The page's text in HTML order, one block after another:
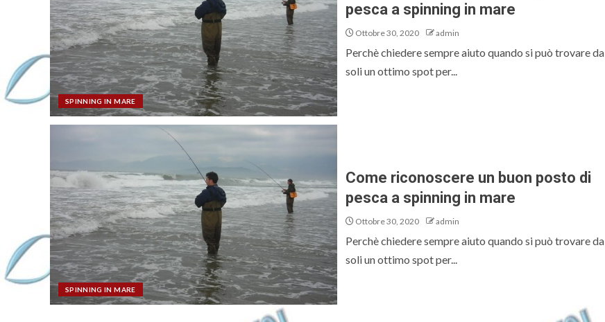
SPINNING IN MARE
pesca a spinning in mare
Ottobre 30, 2020 admin
Perchè chiedere sempre aiuto quando si può trovare da
soli un ottimo spot per...
SPINNING IN MARE
Come riconoscere un buon posto di
pesca a spinning in mare
Ottobre 30, 2020 admin
Perchè chiedere sempre aiuto quando si può trovare da
soli un ottimo spot per...